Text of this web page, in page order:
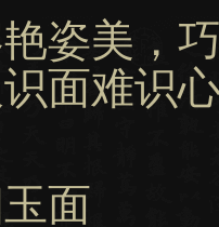
姿美，
面难识
面